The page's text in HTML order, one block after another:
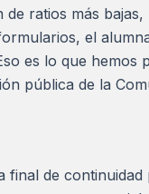
ratios más bajas,
el
es lo que hemos
pública de la
final de